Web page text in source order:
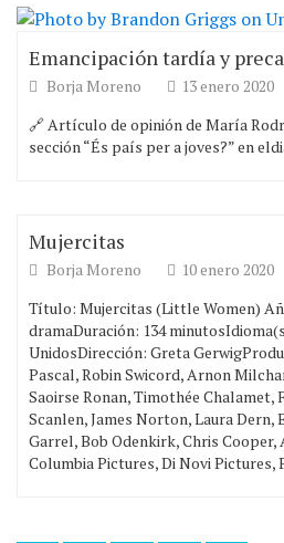
Emancipación tardía y
Borja Moreno
13 enero 2020
🔗 Artículo de opinión de María
sección “És país per a joves?” en
Mujercitas
Borja Moreno
10 enero 2020
Título: Mujercitas (Little Women)
dramaDuración: 134
UnidosDirección: Greta
Pascal, Robin Swicord, Arnon
Saoirse Ronan, Timothée Chalamet,
Scanlen, James Norton, Laura Dern,
Garrel, Bob Odenkirk, Chris
Columbia Pictures, Di Novi